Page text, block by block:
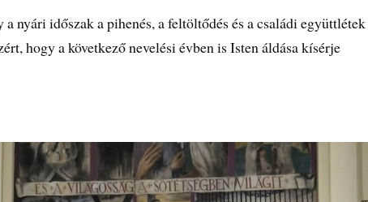
nyári időszak a pihenés, a feltöltődés és a családi együttlétek
hogy a következő nevelési évben is Isten áldása kísérje